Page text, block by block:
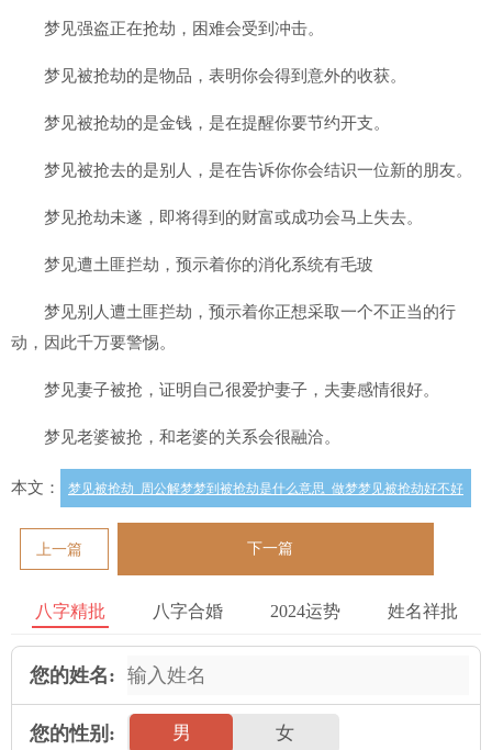
梦见强盗正在抢劫，困难会受到冲击。
梦见被抢劫的是物品，表明你会得到意外的收获。
梦见被抢劫的是金钱，是在提醒你要节约开支。
梦见被抢去的是别人，是在告诉你你会结识一位新的朋友。
梦见抢劫未遂，即将得到的财富或成功会马上失去。
梦见遭土匪拦劫，预示着你的消化系统有毛玻
梦见别人遭土匪拦劫，预示着你正想采取一个不正当的行
动，因此千万要警惕。
梦见妻子被抢，证明自己很爱护妻子，夫妻感情很好。
梦见老婆被抢，和老婆的关系会很融洽。
本文： 梦见被抢劫_周公解梦梦到被抢劫是什么意思_做梦梦见被抢劫好不好
上一篇 下一篇
八字精批 八字合婚 2024运势 姓名祥批
您的姓名:
您的性别: 男 女